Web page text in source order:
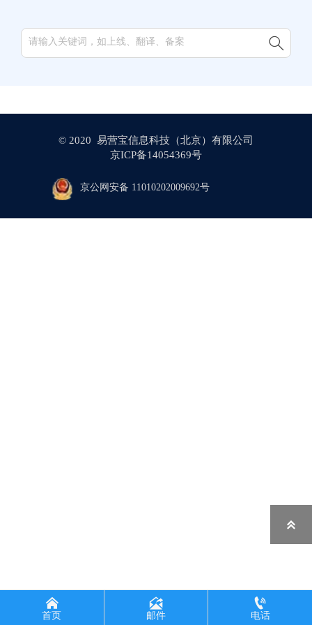

© 2020 易营宝信息科技（北京）有限公司
京ICP备14054369号
京公网安备 11010202009692号

首页

邮件

电话
